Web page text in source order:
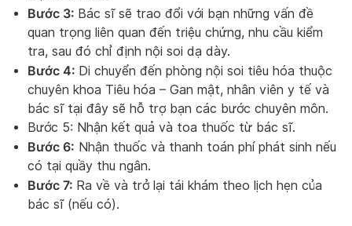
Bước 3: Bác sĩ sẽ trao đổi với bạn những vấn đề
quan trọng liên quan đến triệu chứng, nhu cầu kiểm
tra, sau đó chỉ định nội soi dạ dày.
Bước 4: Di chuyển đến phòng nội soi tiêu hóa thuộc
chuyên khoa Tiêu hóa – Gan mật, nhân viên y tế và
bác sĩ tại đây sẽ hỗ trợ bạn các bước chuyên môn.
Bước 5: Nhận kết quả và toa thuốc từ bác sĩ.
Bước 6: Nhận thuốc và thanh toán phí phát sinh nếu
có tại quầy thu ngân.
Bước 7: Ra về và trở lại tái khám theo lịch hẹn của
bác sĩ (nếu có).